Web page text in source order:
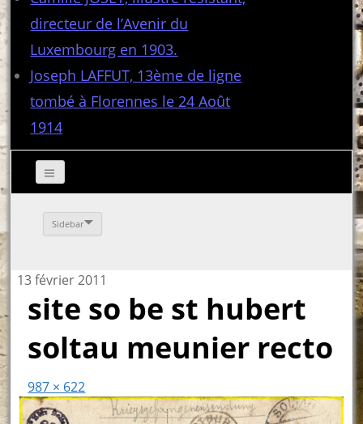
directeur de l’Avenir du
Luxembourg en 1903.
Joseph LAFFUT, 13ème de ligne
tombé à Florennes le 24 Août
1914
Sidebar
13 février 2011
site so be st hubert
soltau meunier recto
987 × 622